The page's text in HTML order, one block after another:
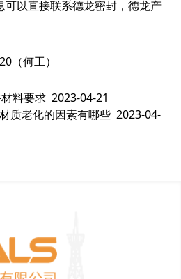
可以直接联系德龙密封，德龙产
（何工）
料要求 2023-04-21
质老化的因素有哪些 2023-04-